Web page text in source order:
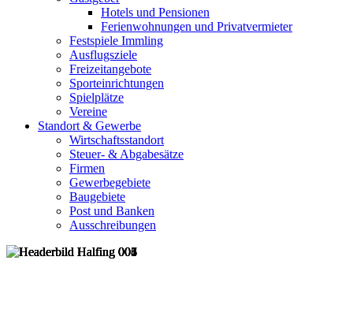
Hotels und Pensionen
Ferienwohnungen und Privatvermieter
Festspiele Immling
Ausflugsziele
Freizeitangebote
Sporteinrichtungen
Spielplätze
Vereine
Standort & Gewerbe
Wirtschaftsstandort
Steuer- & Abgabesätze
Firmen
Gewerbegebiete
Baugebiete
Post und Banken
Ausschreibungen